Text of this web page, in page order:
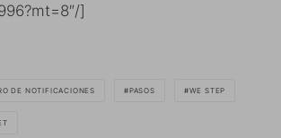
]
DE NOTIFICACIONES PASOS WE STEP